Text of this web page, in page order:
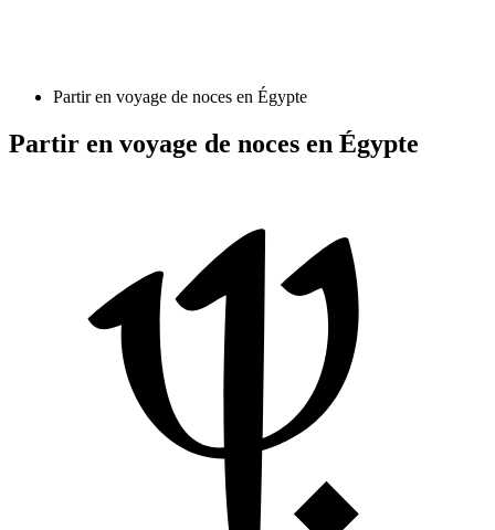
Partir en voyage de noces en Égypte
Partir en voyage de noces en Égypte